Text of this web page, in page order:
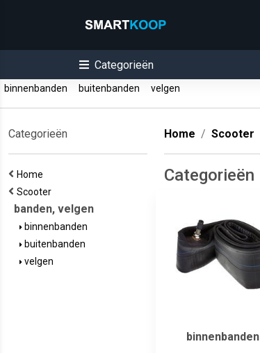
Categorieën
binnenbanden buitenbanden velgen
Categorieën
Home
Scooter
banden, velgen
binnenbanden
buitenbanden
velgen
Home Scooter
Categorieën
binnenbanden